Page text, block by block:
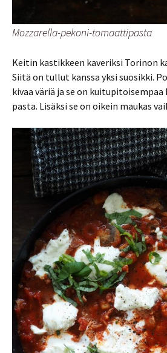
Mozzarella-pekoni-tomaattipasta
Keitin kastikkeen kaveriksi Torinon
Siitä on tullut kanssa yksi suosikki.
kivaa väriä ja se on
pasta. Lisäksi se on oikein maukas